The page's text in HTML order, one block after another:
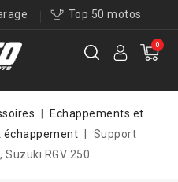
Top 50 motos
0
Echappements et
échappement
Support
RGV 250